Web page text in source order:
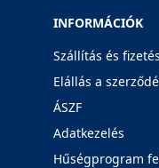
INFORMÁCIÓK
Szállítás és fizetés
Elállás a
ÁSZF
Adatkezelés
Hűségprogram